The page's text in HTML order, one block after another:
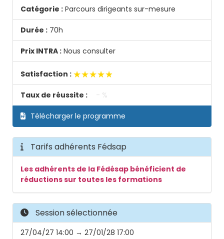
Catégorie : Parcours dirigeants sur-mesure
Durée : 70h
Prix INTRA : Nous consulter
Satisfaction : ★★★★★
★★★★★
Taux de réussite : - %
Télécharger le programme
Tarifs adhérents Fédsap
Les adhérents de la Fédésap bénéficient de
réductions sur toutes les formations
Session sélectionnée
27/04/27 14:00 → 27/01/28 17:00